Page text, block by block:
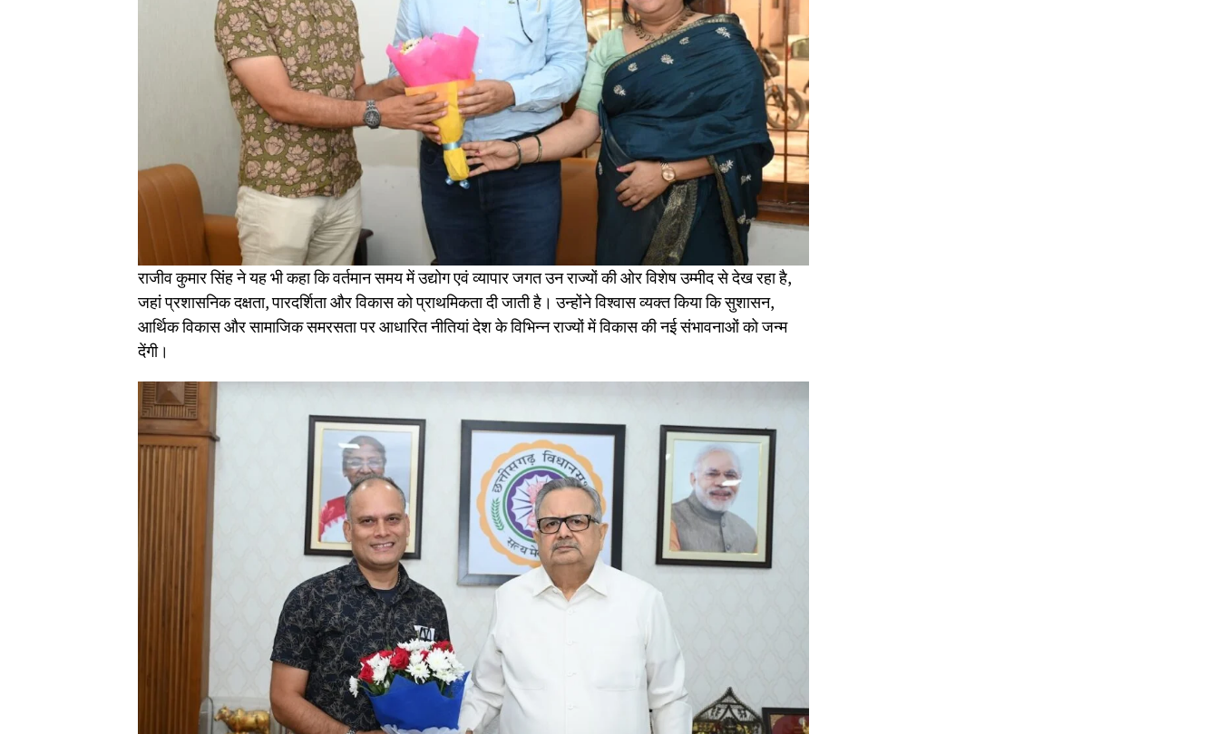
राजीव कुमार सिंह ने यह भी कहा कि वर्तमान समय में उद्योग एवं व्यापार जगत उन राज्यों की ओर विशेष उम्मीद से देख रहा है,
जहां प्रशासनिक दक्षता, पारदर्शिता और विकास को प्राथमिकता दी जाती है। उन्होंने विश्वास व्यक्त किया कि सुशासन,
आर्थिक विकास और सामाजिक समरसता पर आधारित नीतियां देश के विभिन्न राज्यों में विकास की नई संभावनाओं को जन्म
देंगी।